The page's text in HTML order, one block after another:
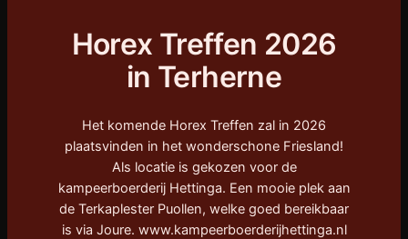
Horex Treffen 2026
in Terherne
Het komende Horex Treffen zal in 2026
plaatsvinden in het wonderschone Friesland!
Als locatie is gekozen voor de
kampeerboerderij Hettinga. Een mooie plek aan
de Terkaplester Puollen, welke goed bereikbaar
is via Joure. www.kampeerboerderijhettinga.nl